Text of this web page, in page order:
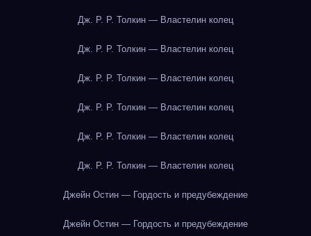
Дж. Р. Р. Толкин — Властелин колец
Дж. Р. Р. Толкин — Властелин колец
Дж. Р. Р. Толкин — Властелин колец
Дж. Р. Р. Толкин — Властелин колец
Дж. Р. Р. Толкин — Властелин колец
Дж. Р. Р. Толкин — Властелин колец
Джейн Остин — Гордость и предубеждение
Джейн Остин — Гордость и предубеждение